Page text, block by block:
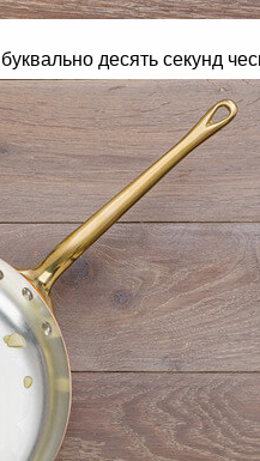
десять секунд